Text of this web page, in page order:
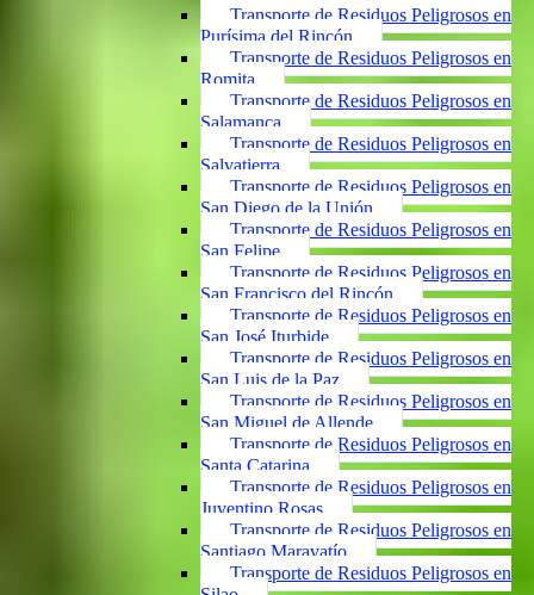
Transporte de Residuos Peligrosos en
Purísima del Rincón
Transporte de Residuos Peligrosos en
Romita
Transporte de Residuos Peligrosos en
Salamanca
Transporte de Residuos Peligrosos en
Salvatierra
Transporte de Residuos Peligrosos en
San Diego de la Unión
Transporte de Residuos Peligrosos en
San Felipe
Transporte de Residuos Peligrosos en
San Francisco del Rincón
Transporte de Residuos Peligrosos en
San José Iturbide
Transporte de Residuos Peligrosos en
San Luis de la Paz
Transporte de Residuos Peligrosos en
San Miguel de Allende
Transporte de Residuos Peligrosos en
Santa Catarina
Transporte de Residuos Peligrosos en
Juventino Rosas
Transporte de Residuos Peligrosos en
Santiago Maravatío
Transporte de Residuos Peligrosos en